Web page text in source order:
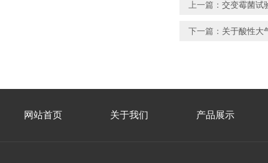
上一篇： 交变霉菌试
下一篇： 关于酸性大
网站首页 关于我们 产品展示